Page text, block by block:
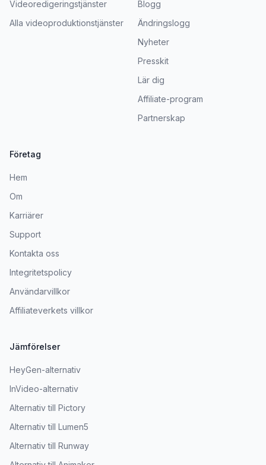
Videoredigeringstjänster
Alla videoproduktionstjänster
Blogg
Ändringslogg
Nyheter
Presskit
Lär dig
Affiliate-program
Partnerskap
Företag
Hem
Om
Karriärer
Support
Kontakta oss
Integritetspolicy
Användarvillkor
Affiliateverkets villkor
Jämförelser
HeyGen-alternativ
InVideo-alternativ
Alternativ till Pictory
Alternativ till Lumen5
Alternativ till Runway